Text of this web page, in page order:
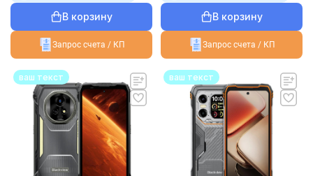
В корзину
Запрос счета / КП
В корзину
Запрос счета / КП
ваш текст ваш текст